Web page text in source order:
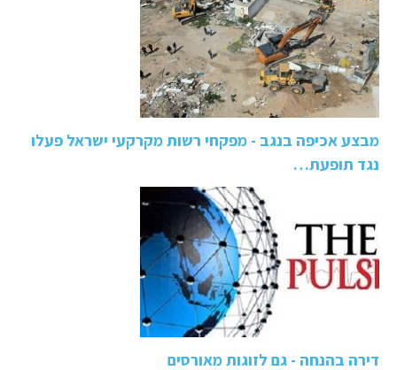
מבצע אכיפה בנגב - מפקחי רשות מקרקעי ישראל פעלו
נגד תופעת…
דירה בהנחה - גם לזוגות מאורסים